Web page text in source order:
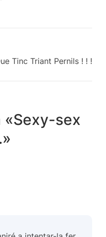
Tinc Triant Pernils ! ! !
«Sexy-sex